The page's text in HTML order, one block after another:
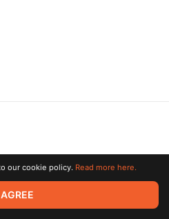
All rights reserved. All trademarks
owners.
our cookie policy. Read more here.